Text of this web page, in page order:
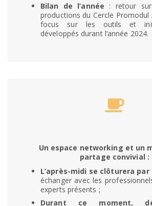
Bilan de l’année : retour
productions du Cercle Promodul
focus sur les outils et
développés durant l’année 2024.
Un espace networking et un
partage convivial :
L’après-midi se clôturera
échanger avec les
experts présents ;
Durant ce moment,